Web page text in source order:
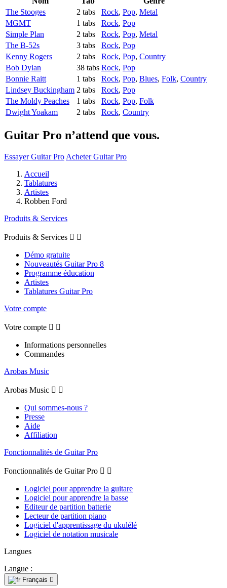
The Stooges
2 tabs Rock, Pop, Metal
MGMT
1 tabs Rock, Pop
Simple Plan
2 tabs Rock, Pop, Metal
The B-52s
3 tabs Rock, Pop
Kenny Rogers
2 tabs Rock, Pop, Country
Bob Dylan
38 tabs Rock, Pop
Bonnie Raitt
1 tabs Rock, Pop, Blues, Folk, Country
Lindsey Buckingham 2 tabs Rock, Pop
The Moldy Peaches
1 tabs Rock, Pop, Folk
Dwight Yoakam
2 tabs Rock, Country
Guitar Pro n’attend que vous.
Essayer Guitar Pro Acheter Guitar Pro
Accueil
Tablatures
Artistes
Robben Ford
Produits & Services
Produits & Services  
Démo gratuite
Nouveautés Guitar Pro 8
Programme éducation
Artistes
Tablatures Guitar Pro
Votre compte
Votre compte  
Informations personnelles
Commandes
Arobas Music
Arobas Music  
Qui sommes-nous ?
Presse
Aide
Affiliation
Fonctionnalités de Guitar Pro
Fonctionnalités de Guitar Pro  
Logiciel pour apprendre la guitare
Logiciel pour apprendre la basse
Editeur de partition batterie
Lecteur de partition piano
Logiciel d'apprentissage du ukulélé
Logiciel de notation musicale
Langues
Langue :
Français 